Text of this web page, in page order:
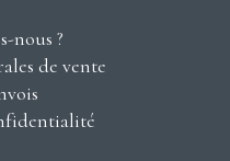
nous ?
de vente